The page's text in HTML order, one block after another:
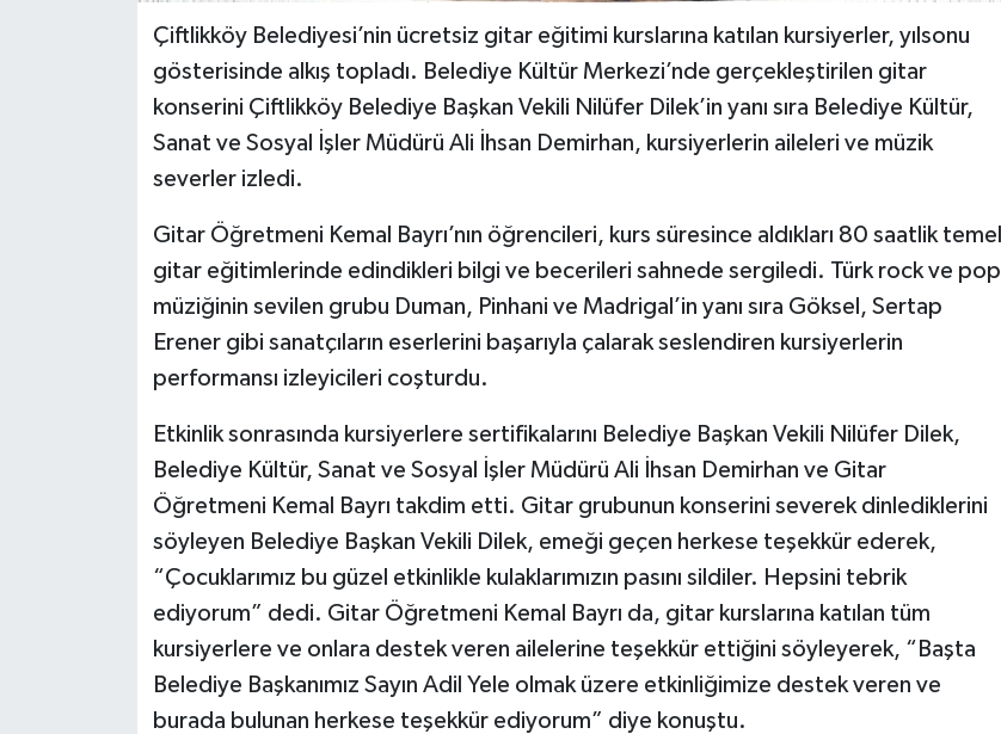
Çiftlikköy Belediyesi’nin ücretsiz gitar eğitimi kurslarına katılan kursiyerler, yılsonu
gösterisinde alkış topladı. Belediye Kültür Merkezi’nde gerçekleştirilen gitar
konserini Çiftlikköy Belediye Başkan Vekili Nilüfer Dilek’in yanı sıra Belediye Kültür,
Sanat ve Sosyal İşler Müdürü Ali İhsan Demirhan, kursiyerlerin aileleri ve müzik
severler izledi.
Gitar Öğretmeni Kemal Bayrı’nın öğrencileri, kurs süresince aldıkları 80 saatlik temel
gitar eğitimlerinde edindikleri bilgi ve becerileri sahnede sergiledi. Türk rock ve pop
müziğinin sevilen grubu Duman, Pinhani ve Madrigal’in yanı sıra Göksel, Sertap
Erener gibi sanatçıların eserlerini başarıyla çalarak seslendiren kursiyerlerin
performansı izleyicileri coşturdu.
Etkinlik sonrasında kursiyerlere sertifikalarını Belediye Başkan Vekili Nilüfer Dilek,
Belediye Kültür, Sanat ve Sosyal İşler Müdürü Ali İhsan Demirhan ve Gitar
Öğretmeni Kemal Bayrı takdim etti. Gitar grubunun konserini severek dinlediklerini
söyleyen Belediye Başkan Vekili Dilek, emeği geçen herkese teşekkür ederek,
“Çocuklarımız bu güzel etkinlikle kulaklarımızın pasını sildiler. Hepsini tebrik
ediyorum” dedi. Gitar Öğretmeni Kemal Bayrı da, gitar kurslarına katılan tüm
kursiyerlere ve onlara destek veren ailelerine teşekkür ettiğini söyleyerek, “Başta
Belediye Başkanımız Sayın Adil Yele olmak üzere etkinliğimize destek veren ve
burada bulunan herkese teşekkür ediyorum” diye konuştu.